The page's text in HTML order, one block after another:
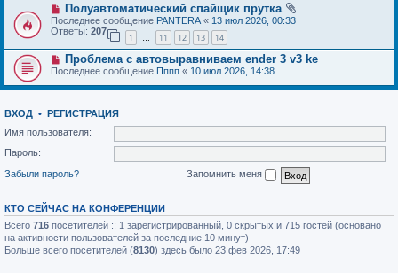
Полуавтоматический спайщик прутка
Последнее сообщение PANTERA « 13 июл 2026, 00:33
Ответы: 207
1 … 11 12 13 14
Проблема с автовыравниваем ender 3 v3 ke
Последнее сообщение Пппп « 10 июл 2026, 14:38
ВХОД • РЕГИСТРАЦИЯ
Имя пользователя:
Пароль:
Забыли пароль?
Запомнить меня
КТО СЕЙЧАС НА КОНФЕРЕНЦИИ
Всего 716 посетителей :: 1 зарегистрированный, 0 скрытых и 715 гостей (основано
на активности пользователей за последние 10 минут)
Больше всего посетителей (8130) здесь было 23 фев 2026, 17:49